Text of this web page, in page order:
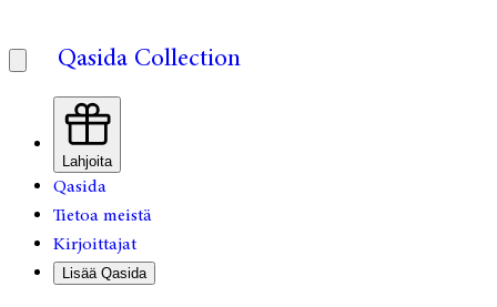
Qasida Collection
Lahjoita
Qasida
Tietoa meistä
Kirjoittajat
Lisää Qasida